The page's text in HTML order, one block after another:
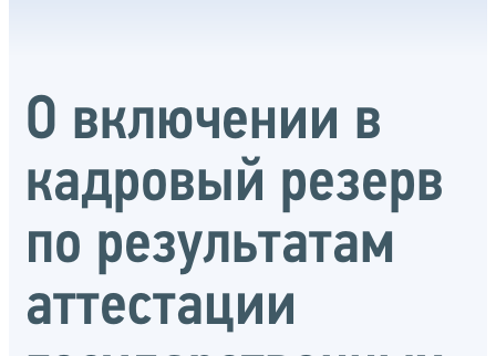
О включении в
кадровый резерв
по результатам
аттестации